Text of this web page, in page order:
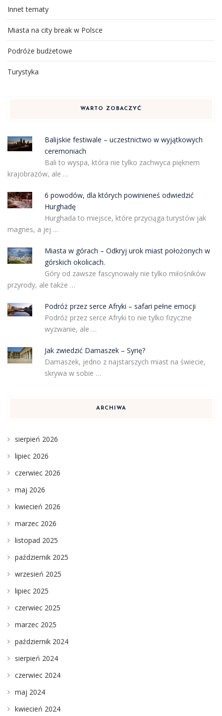
Innet tematy
Miasta na city break w Polsce
Podróże budżetowe
Turystyka
WARTO ZOBACZYĆ
Balijskie festiwale – uczestnictwo w wyjątkowych
ceremoniach
Bali to wyspa, która nie tylko zachwyca pięknem
krajobrazów, ale …
6 powodów, dla których powinieneś odwiedzić
Hurghadę
Hurghada to miejsce, które przyciąga turystów jak
magnes, a jej …
Miasta w górach – Odkryj urok miast położonych w
górskich okolicach.
Góry od zawsze fascynowały nie tylko miłośników
przyrody, ale także …
Podróż przez serce Afryki – safari pełne emocji
Podróż przez serce Afryki to nie tylko fizyczne
wyzwanie, ale …
Jak zwiedzić Damaszek – Syrię?
Damaszek, jedno z najstarszych miast na świecie,
skrywa w sobie …
ARCHIWA
sierpień 2026
lipiec 2026
czerwiec 2026
maj 2026
kwiecień 2026
marzec 2026
listopad 2025
październik 2025
wrzesień 2025
lipiec 2025
czerwiec 2025
marzec 2025
październik 2024
sierpień 2024
czerwiec 2024
maj 2024
kwiecień 2024